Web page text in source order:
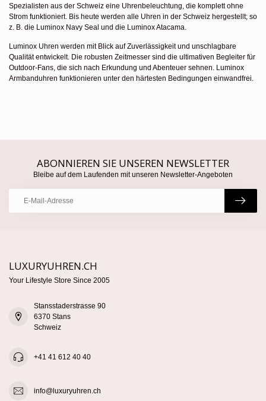
Spezialisten aus der Schweiz eine Uhrenbeleuchtung, die komplett ohne
Strom funktioniert. Bis heute werden alle Uhren in der Schweiz hergestellt; so
z. B. die Luminox Navy Seal und die Luminox Atacama.
Luminox Uhren werden mit Blick auf Zuverlässigkeit und unschlagbare
Qualität entwickelt. Die robusten Zeitmesser sind die ultimativen Begleiter für
Outdoor-Fans, die sich nach Erkundung und Abenteuer sehnen. Luminox
Armbanduhren funktionieren unter den härtesten Bedingungen einwandfrei.
ABONNIEREN SIE UNSEREN NEWSLETTER
Bleibe auf dem Laufenden mit unseren Newsletter-Angeboten
LUXURYUHREN.CH
Your Lifestyle Store Since 2005
Stansstaderstrasse 90
6370 Stans
Schweiz
+41 41 612 40 40
info@luxuryuhren.ch